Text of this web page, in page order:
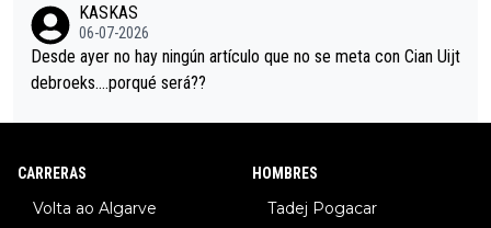
eta, a ver si por querer poner a Del Toro con calzador en posi
ción de podio UAE y Pojacar se van complicar el tour.
KASKAS
06-07-2026
Desde ayer no hay ningún artículo que no se meta con Cian Uijt
debroeks….porqué será??
CARRERAS
Volta ao Algarve
HOMBRES
Tadej Pogacar